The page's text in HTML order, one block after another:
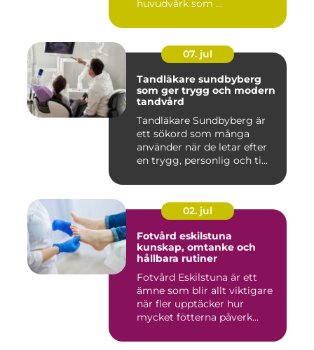
huvudvärk som ...
07. jul
Tandläkare sundbyberg
som ger trygg och modern
tandvård
Tandläkare Sundbyberg är
ett sökord som många
använder när de letar efter
en trygg, personlig och ti...
02. jul
Fotvård eskilstuna
kunskap, omtanke och
hållbara rutiner
Fotvård Eskilstuna är ett
ämne som blir allt viktigare
när fler upptäcker hur
mycket fötterna påverk...